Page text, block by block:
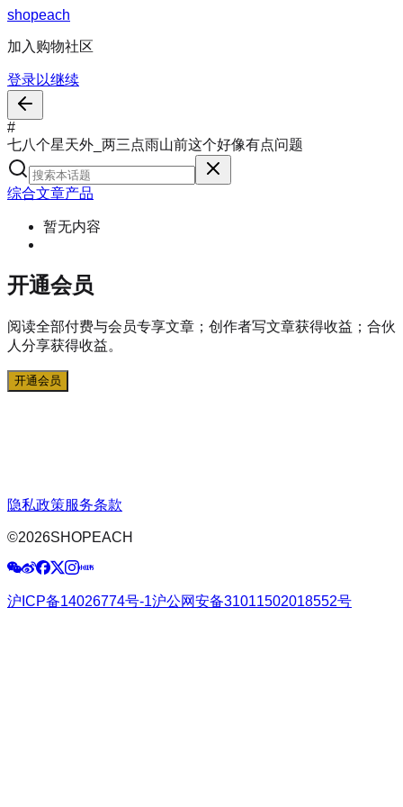
shopeach
加入购物社区
登录以继续
#
七八个星天外_两三点雨山前这个好像有点问题
综合文章产品
暂无内容
开通会员
阅读全部付费与会员专享文章；创作者写文章获得收益；合伙
人分享获得收益。
开通会员
隐私政策服务条款
©2026SHOPEACH
沪ICP备14026774号-1沪公网安备31011502018552号